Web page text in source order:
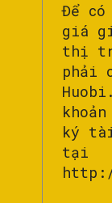
Để
giá
thị
phải
ký
tại